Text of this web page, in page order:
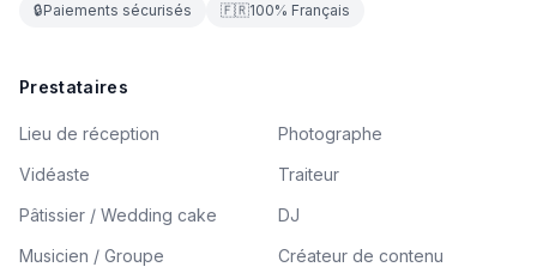
🔒Paiements sécurisés 🇫🇷100% Français
Prestataires
Lieu de réception
Photographe
Vidéaste
Traiteur
Pâtissier / Wedding cake
DJ
Musicien / Groupe
Créateur de contenu